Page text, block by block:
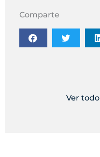
Comparte
Ver todo